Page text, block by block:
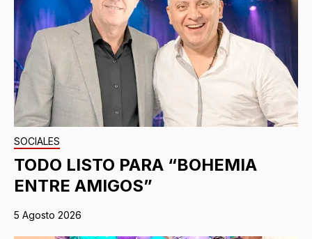
SOCIALES
TODO LISTO PARA “BOHEMIA
ENTRE AMIGOS”
5 Agosto 2026